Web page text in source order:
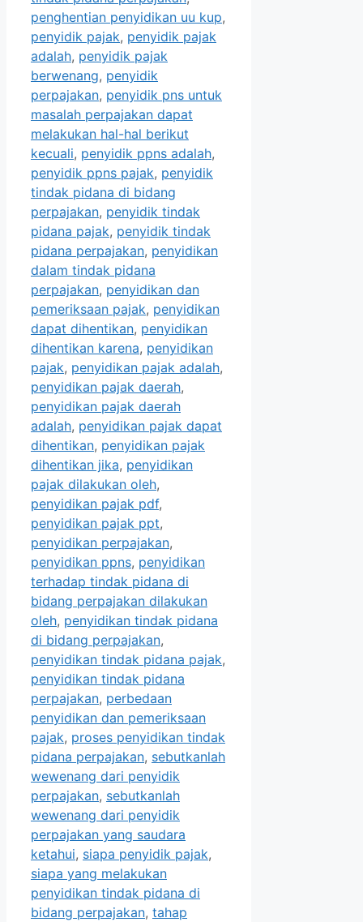
penghentian penyidikan uu kup,
penyidik pajak, penyidik pajak
adalah, penyidik pajak
berwenang, penyidik
perpajakan, penyidik pns untuk
masalah perpajakan dapat
melakukan hal-hal berikut
kecuali, penyidik ppns adalah,
penyidik ppns pajak, penyidik
tindak pidana di bidang
perpajakan, penyidik tindak
pidana pajak, penyidik tindak
pidana perpajakan, penyidikan
dalam tindak pidana
perpajakan, penyidikan dan
pemeriksaan pajak, penyidikan
dapat dihentikan, penyidikan
dihentikan karena, penyidikan
pajak, penyidikan pajak adalah,
penyidikan pajak daerah,
penyidikan pajak daerah
adalah, penyidikan pajak dapat
dihentikan, penyidikan pajak
dihentikan jika, penyidikan
pajak dilakukan oleh,
penyidikan pajak pdf,
penyidikan pajak ppt,
penyidikan perpajakan,
penyidikan ppns, penyidikan
terhadap tindak pidana di
bidang perpajakan dilakukan
oleh, penyidikan tindak pidana
di bidang perpajakan,
penyidikan tindak pidana pajak,
penyidikan tindak pidana
perpajakan, perbedaan
penyidikan dan pemeriksaan
pajak, proses penyidikan tindak
pidana perpajakan, sebutkanlah
wewenang dari penyidik
perpajakan, sebutkanlah
wewenang dari penyidik
perpajakan yang saudara
ketahui, siapa penyidik pajak,
siapa yang melakukan
penyidikan tindak pidana di
bidang perpajakan, tahap